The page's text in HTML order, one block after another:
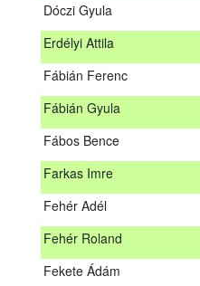
Dóczi Gyula
Erdélyi Attila
Fábián Ferenc
Fábián Gyula
Fábos Bence
Farkas Imre
Fehér Adél
Fehér Roland
Fekete Ádám
Cseri Árpád
Cserményiné Váradi Melinda
Csók Péter